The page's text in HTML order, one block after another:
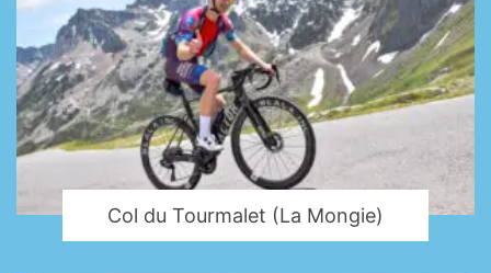
Col du Tourmalet (La Mongie)